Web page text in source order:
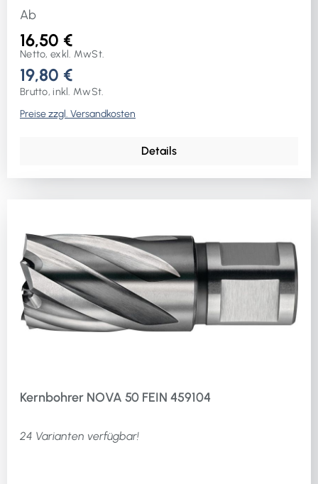
Ab
16,50 €
Netto, exkl. MwSt.
19,80 €
Brutto, inkl. MwSt.
Preise zzgl. Versandkosten
Details
Kernbohrer NOVA 50 FEIN 459104
24 Varianten verfügbar!